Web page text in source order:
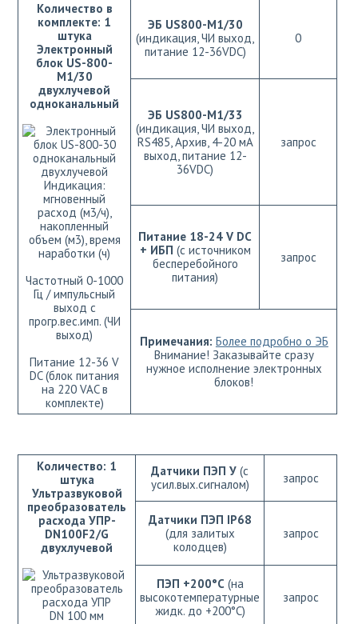
Количество в
комплекте: 1
штука
Электронный
блок US-800-
M1/30
двухлучевой
одноканальный
Индикация:
мгновенный
расход (м3/ч),
накопленный
объем (м3), время
наработки (ч)
Частотный 0-1000
Гц / импульсный
выход с
прогр.вес.имп. (ЧИ
выход)
Питание 12-36 V
DC (блок питания
на 220 VAC в
комплекте)
ЭБ US800-М1/30
(индикация, ЧИ выход,
питание 12-36VDC)
0
ЭБ US800-M1/33
(индикация, ЧИ выход,
RS485, Архив, 4-20 мА
выход, питание 12-
36VDC)
запрос
Питание 18-24 V DC
+ ИБП (с источником
бесперебойного
питания)
запрос
Примечания: Более подробно о ЭБ
Внимание! Заказывайте сразу
нужное исполнение электронных
блоков!
Количество: 1
штука
Ультразвуковой
преобразователь
расхода УПР-
DN100F2/G
двухлучевой
DN 100 мм
Датчики ПЭП У (с
усил.вых.сигналом)
запрос
Датчики ПЭП IP68
(для залитых
колодцев)
запрос
ПЭП +200°C (на
высокотемпературные
жидк. до +200°C)
запрос